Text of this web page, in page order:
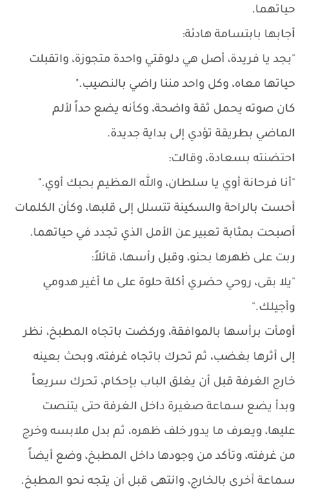
حياتهما.
أجابها بابتسامة هادئة:
"بجد يا فريدة، أصل هي دلوقتي واحدة متجوزة، واتقبلت
حياتها معاه، وكل واحد مننا راضي بالنصيب."
كان صوته يحمل ثقة واضحة، وكأنه يضع حداً لألم
الماضي بطريقة تؤدي إلى بداية جديدة.
احتضنته بسعادة، وقالت:
"أنا فرحانة أوي يا سلطان، والله العظيم بحبك أوي."
أحست بالراحة والسكينة تتسلل إلى قلبها، وكأن الكلمات
أصبحت بمثابة تعبير عن الأمل الذي تجدد في حياتهما.
ربت على ظهرها بحنو، وقبل رأسها، قائلاً:
"يلا بقى، روحي حضري أكلة حلوة على ما أغير هدومي
وأجيلك."
أومأت برأسها بالموافقة، وركضت باتجاه المطبخ، نظر
إلى أثرها بغضب، ثم تحرك باتجاه غرفته، وبحث بعينه
خارج الغرفة قبل أن يغلق الباب بإحكام، تحرك سريعاً
وبدأ يضع سماعة صغيرة داخل الغرفة حتى يتنصت
عليها، ويعرف ما يدور خلف ظهره، ثم بدل ملابسه وخرج
من غرفته، وتأكد من وجودها داخل المطبخ، وضع أيضاً
سماعة أخرى بالخارج، وانتهى قبل أن يتجه نحو المطبخ.